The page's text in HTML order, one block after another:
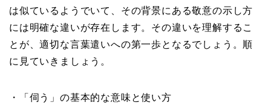
は似ているようでいて、その背景にある敬意の示し方
には明確な違いが存在します。その違いを理解するこ
とが、適切な言葉遣いへの第一歩となるでしょう。順
に見ていきましょう。
・「伺う」の基本的な意味と使い方